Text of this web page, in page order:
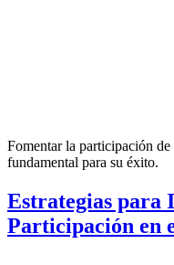
Fomentar la participación
fundamental para su éxito.
Estrategias para
Participación en